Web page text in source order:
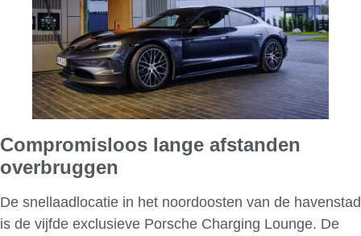
Compromisloos lange afstanden
overbruggen
De snellaadlocatie in het noordoosten van de havenstad
is de vijfde exclusieve Porsche Charging Lounge. De